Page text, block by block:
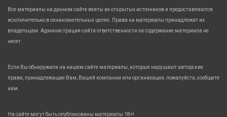
Все материалы на данном сайте взяты из открытых источников и предоставляются
исключительно в ознакомительных целях. Права на материалы принадлежат их
владельцам. Администрация сайта ответственности за содержание материала не
несет.
Если Вы обнаружили на нашем сайте материалы, которые нарушают авторские
права, принадлежащие Вам, Вашей компании или организации, пожалуйста, сообщите
нам.
На сайте могут быть опубликованы материалы 18+!